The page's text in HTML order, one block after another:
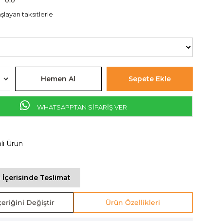
taksitlerle
WHATSAPPTAN SİPARİŞ VER
Ürün
İçerisinde Teslimat
Değiştir Ürün Özellikleri